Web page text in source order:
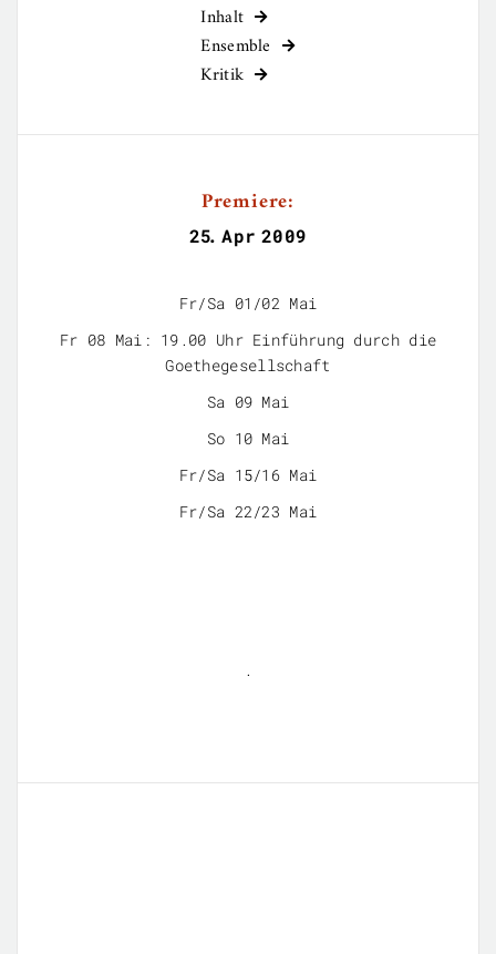
Inhalt 
Ensemble 
Kritik 
Premiere:
25. Apr 2009
Fr/Sa 01/02 Mai
Fr 08 Mai: 19.00 Uhr Einführung durch die
Goethegesellschaft
Sa 09 Mai
So 10 Mai
Fr/Sa 15/16 Mai
Fr/Sa 22/23 Mai
.